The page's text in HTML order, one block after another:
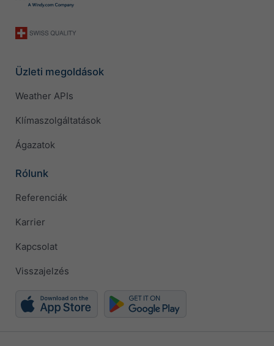
Üzleti megoldások
Weather APIs
Klímaszolgáltatások
Ágazatok
Rólunk
Referenciák
Karrier
Kapcsolat
Visszajelzés